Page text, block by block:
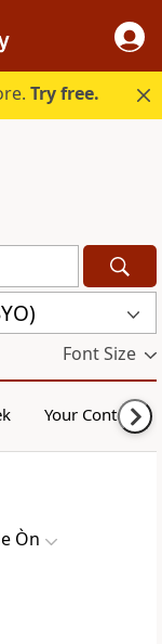
Try free.
Font Size
Your Content
Òn